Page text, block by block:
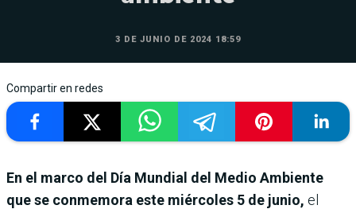
3 DE JUNIO DE 2024 18:59
Compartir en redes
En el marco del Día Mundial del Medio Ambiente
que se conmemora este miércoles 5 de junio, el